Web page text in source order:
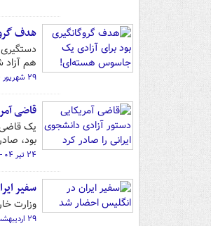
هدف
هم آزاد
۲۹ شهریور ۰۴ - ۱۷:۰۱
قاضی
یک قاضی
بود،
۲۴ تیر ۰۴ - ۱۵:۴۷
سفیر
وزارت
۲۹ اردیبهشت ۰۴ - ۱۶:۳۹